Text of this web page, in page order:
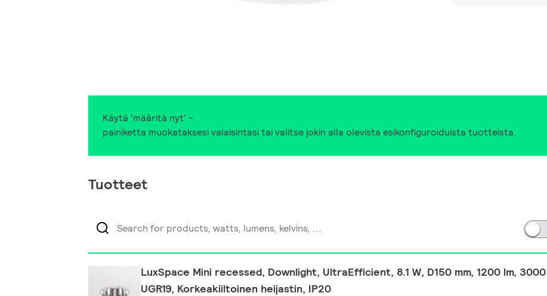
Käytä 'määritä nyt' -
painiketta muokataksesi valaisintasi tai valitse jokin alla olevista esikonfiguroiduista tuotteista.
Tuotteet
LuxSpace Mini recessed, Downlight, UltraEfficient, 8.1 W, D150 mm, 1200 lm, 3000
UGR19, Korkeakiiltoinen heijastin, IP20